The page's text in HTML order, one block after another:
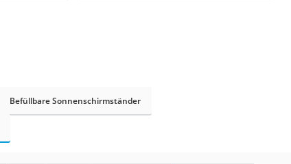
Befüllbare Sonnenschirmständer